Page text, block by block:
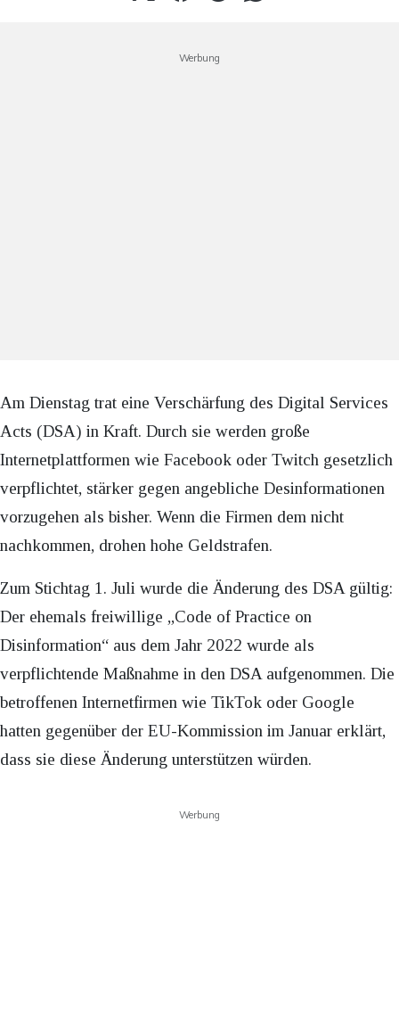
Werbung
Am Dienstag trat eine Verschärfung des Digital Services
Acts (DSA) in Kraft. Durch sie werden große
Internetplattformen wie Facebook oder Twitch gesetzlich
verpflichtet, stärker gegen angebliche Desinformationen
vorzugehen als bisher. Wenn die Firmen dem nicht
nachkommen, drohen hohe Geldstrafen.
Zum Stichtag 1. Juli wurde die Änderung des DSA gültig:
Der ehemals freiwillige „Code of Practice on
Disinformation“ aus dem Jahr 2022 wurde als
verpflichtende Maßnahme in den DSA aufgenommen. Die
betroffenen Internetfirmen wie TikTok oder Google
hatten gegenüber der EU-Kommission im Januar erklärt,
dass sie diese Änderung unterstützen würden.
Werbung